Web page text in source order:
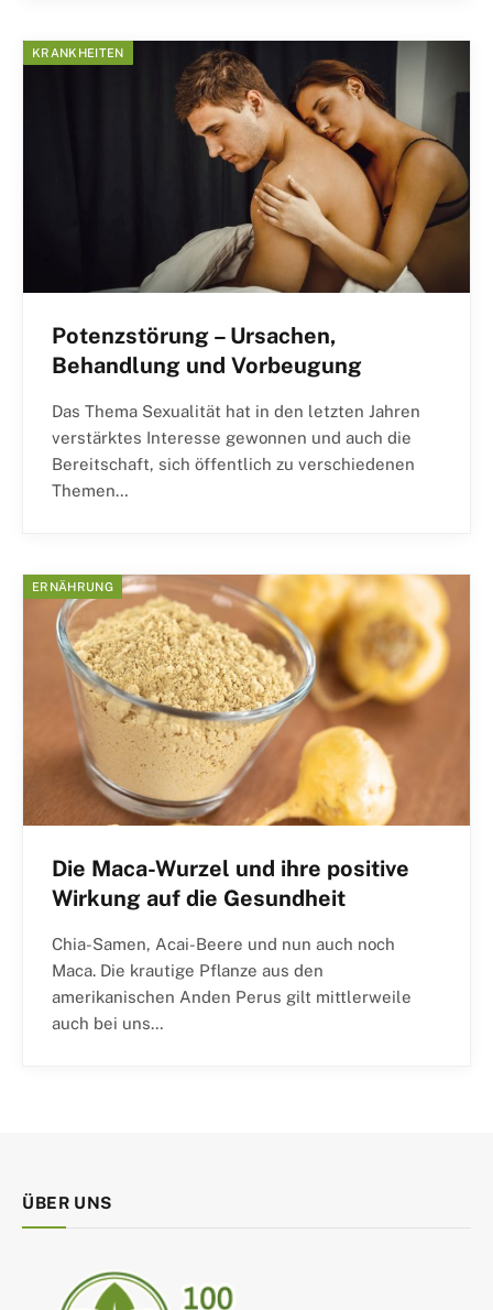
KRANKHEITEN
Potenzstörung – Ursachen,
Behandlung und Vorbeugung
Das Thema Sexualität hat in den letzten Jahren
verstärktes Interesse gewonnen und auch die
Bereitschaft, sich öffentlich zu verschiedenen
Themen…
ERNÄHRUNG
Die Maca-Wurzel und ihre positive
Wirkung auf die Gesundheit
Chia-Samen, Acai-Beere und nun auch noch
Maca. Die krautige Pflanze aus den
amerikanischen Anden Perus gilt mittlerweile
auch bei uns…
ÜBER UNS